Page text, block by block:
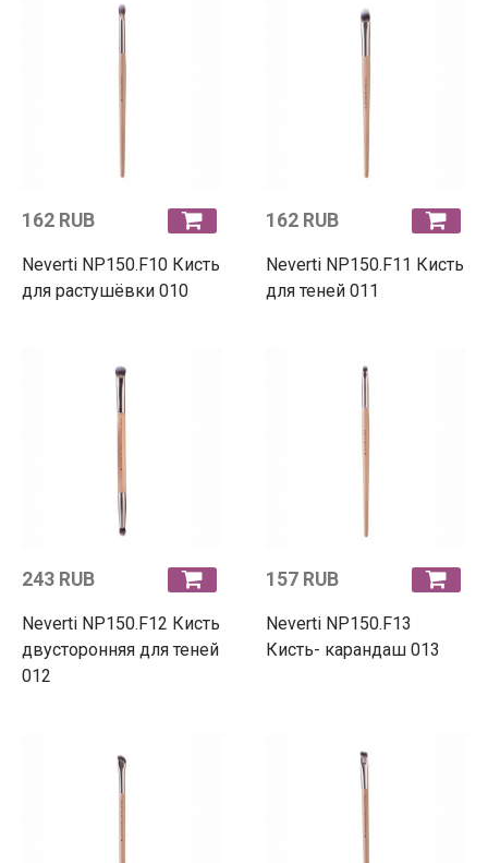
162 RUB
Neverti NP150.F10 Кисть
для растушёвки 010
162 RUB
Neverti NP150.F11 Кисть
для теней 011
243 RUB
Neverti NP150.F12 Кисть
двусторонняя для теней
012
157 RUB
Neverti NP150.F13
Кисть- карандаш 013